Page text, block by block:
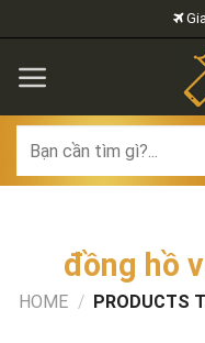
to
content
for:
đồng hồ
HOME / PRODUCTS